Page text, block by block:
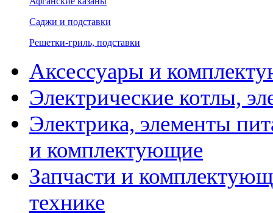
Саджи и подставки
Решетки-гриль, подставки
Аксессуары и
Электрические котлы,
Электрика, элементы
и комплектующие
Запчасти и
технике